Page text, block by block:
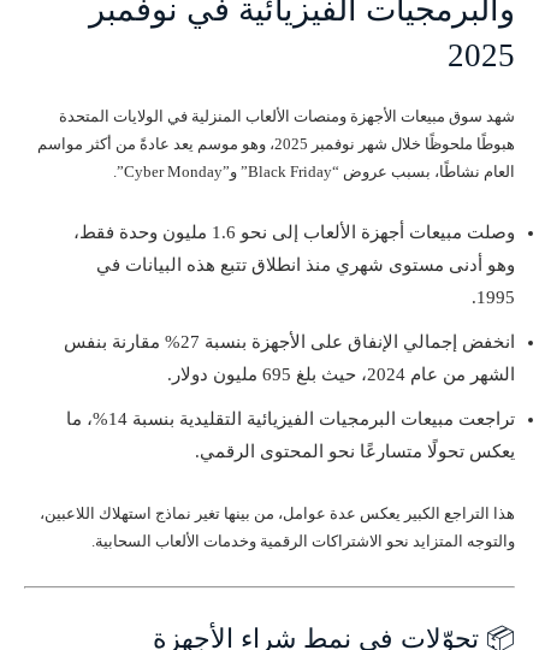
والبرمجيات الفيزيائية في نوفمبر
2025
شهد سوق مبيعات الأجهزة ومنصات الألعاب المنزلية في الولايات المتحدة
هبوطًا ملحوظًا خلال شهر نوفمبر 2025، وهو موسم يعد عادةً من أكثر مواسم
العام نشاطًا، بسبب عروض “Black Friday” و”Cyber Monday”.
وصلت مبيعات أجهزة الألعاب إلى نحو 1.6 مليون وحدة فقط،
وهو أدنى مستوى شهري منذ انطلاق تتبع هذه البيانات في
1995.
انخفض إجمالي الإنفاق على الأجهزة بنسبة 27% مقارنة بنفس
الشهر من عام 2024، حيث بلغ 695 مليون دولار.
تراجعت مبيعات البرمجيات الفيزيائية التقليدية بنسبة 14%، ما
يعكس تحولًا متسارعًا نحو المحتوى الرقمي.
هذا التراجع الكبير يعكس عدة عوامل، من بينها تغير نماذج استهلاك اللاعبين،
والتوجه المتزايد نحو الاشتراكات الرقمية وخدمات الألعاب السحابية.
📦 تحوّلات في نمط شراء الأجهزة